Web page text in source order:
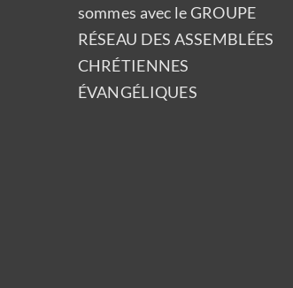
sommes avec le GROUPE
RÉSEAU DES ASSEMBLÉES
CHRÉTIENNES
ÉVANGÉLIQUES